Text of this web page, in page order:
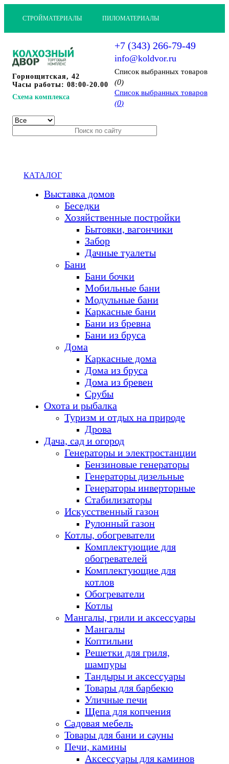
СТРОЙМАТЕРИАЛЫ ПИЛОМАТЕРИАЛЫ
Горнощитская, 42
Часы работы: 08:00-20.00
Схема комплекса
+7 (343) 266-79-49
info@koldvor.ru
Cписок выбранных товаров
(0)
Cписок выбранных товаров
(0)
КАТАЛОГ
Выставка домов
Беседки
Хозяйственные постройки
Бытовки, вагончики
Забор
Дачные туалеты
Бани
Бани бочки
Мобильные бани
Модульные бани
Каркасные бани
Бани из бревна
Бани из бруса
Дома
Каркасные дома
Дома из бруса
Дома из бревен
Срубы
Охота и рыбалка
Туризм и отдых на природе
Дрова
Дача, сад и огород
Генераторы и электростанции
Бензиновые генераторы
Генераторы дизельные
Генераторы инверторные
Стабилизаторы
Искусственный газон
Рулонный газон
Котлы, обогреватели
Комплектующие для
обогревателей
Комплектующие для
котлов
Обогреватели
Котлы
Мангалы, грили и аксессуары
Мангалы
Коптильни
Решетки для гриля,
шампуры
Тандыры и аксессуары
Товары для барбекю
Уличные печи
Щепа для копчения
Садовая мебель
Товары для бани и сауны
Печи, камины
Аксессуары для каминов